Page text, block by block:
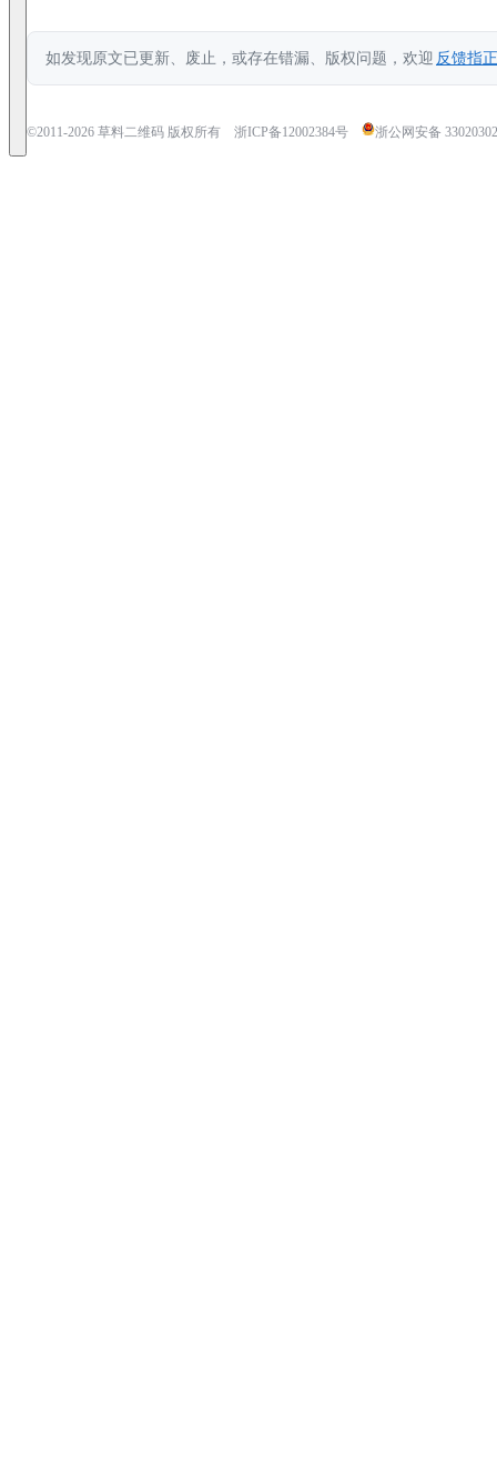
如发现原文已更新、废止，或存在错漏、版权问题，欢迎 反馈指正
©2011-2026 草料二维码 版权所有 浙ICP备12002384号 浙公网安备